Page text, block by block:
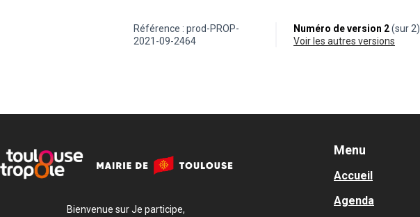
Référence : prod-PROP-
2021-09-2464
Numéro de version 2(sur 2)
voir les autres versions
Bienvenue sur Je participe,
Menu
Accueil
Agenda